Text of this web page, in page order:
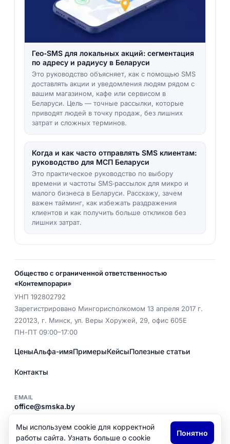
Гео‑SMS для локальных акций: сегментация
по адресу и радиусу в Беларуси
Это руководство объясняет, как с помощью SMS
доставлять акции и уведомления людям рядом с
вашим магазином, кафе или сервисом в
Беларуси. Цель — точные рассылки, которые
приводят людей в точку продаж, без лишних
затрат и сложных терминов.
Когда и как часто отправлять SMS клиентам:
руководство для МСП Беларуси
Это практическое руководство по выбору
времени и частоты SMS‑рассылок для микро и
малого бизнеса в Беларуси. Расскажу, зачем
важен тайминг, как избежать раздражения
клиентов и как получить больше откликов без
лишних затрат.
Общество с ограниченной ответственностью
«Контемпорари»
УНП 192802792
Зарегистрировано Мингорисполкомом 13 апреля 2017 г.
220123, г. Минск, ул. Веры Хоружей, 29, офис 605Е
ПН-ПТ 09:00–17:00
ЦеныАльфа-имяПримерыКейсыПолезные статьи
Контакты
EMAIL
office@smska.by
ТЕЛ.
+375 (29) 398 00 43
Политика конфиденциальности
Мы используем cookie для корректной
работы сайта. Узнать больше о cookie
Понятно